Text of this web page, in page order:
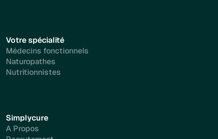
Votre spécialité
Médecins fonctionnels
Naturopathes
Nutritionnistes
Simplycure
A Propos